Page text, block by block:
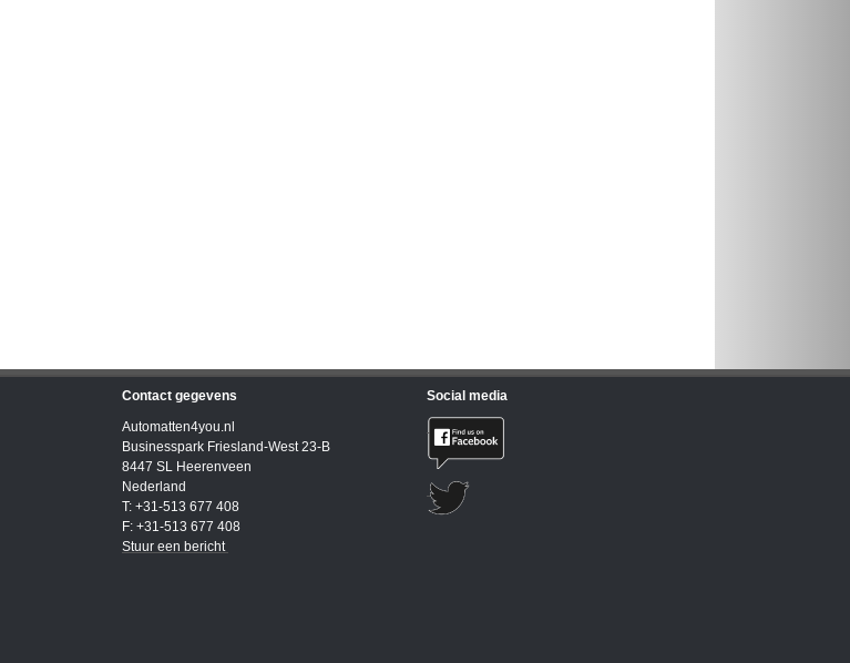
Contact gegevens
Automatten4you.nl
Businesspark Friesland-West 23-B
8447 SL Heerenveen
Nederland
T: +31-513 677 408
F: +31-513 677 408
Stuur een bericht
Social media